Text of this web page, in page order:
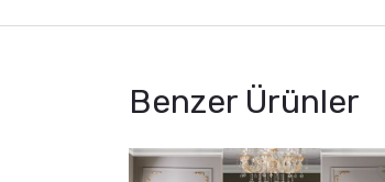
Benzer Ürünler